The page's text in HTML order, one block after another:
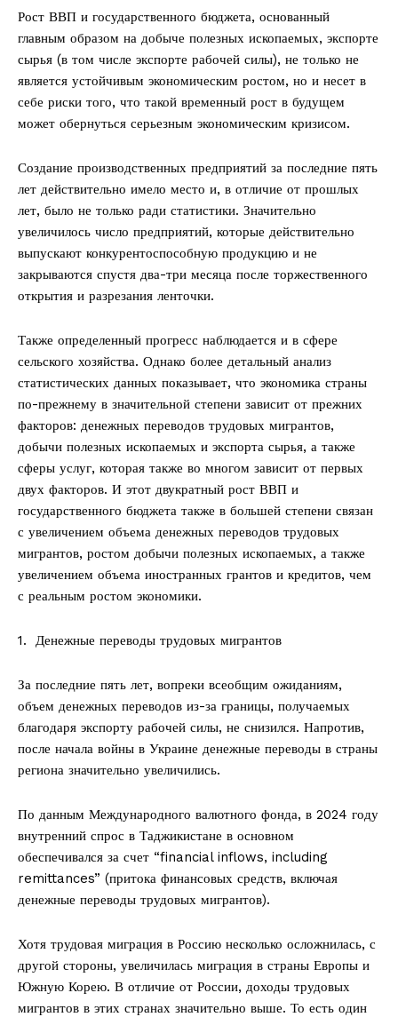
Рост ВВП и государственного бюджета, основанный
главным образом на добыче полезных ископаемых, экспорте
сырья (в том числе экспорте рабочей силы), не только не
является устойчивым экономическим ростом, но и несет в
себе риски того, что такой временный рост в будущем
может обернуться серьезным экономическим кризисом.
Создание производственных предприятий за последние пять
лет действительно имело место и, в отличие от прошлых
лет, было не только ради статистики. Значительно
увеличилось число предприятий, которые действительно
выпускают конкурентоспособную продукцию и не
закрываются спустя два-три месяца после торжественного
открытия и разрезания ленточки.
Также определенный прогресс наблюдается и в сфере
сельского хозяйства. Однако более детальный анализ
статистических данных показывает, что экономика страны
по-прежнему в значительной степени зависит от прежних
факторов: денежных переводов трудовых мигрантов,
добычи полезных ископаемых и экспорта сырья, а также
сферы услуг, которая также во многом зависит от первых
двух факторов. И этот двукратный рост ВВП и
государственного бюджета также в большей степени связан
с увеличением объема денежных переводов трудовых
мигрантов, ростом добычи полезных ископаемых, а также
увеличением объема иностранных грантов и кредитов, чем
с реальным ростом экономики.
1.⁠ ⁠ Денежные переводы трудовых мигрантов
За последние пять лет, вопреки всеобщим ожиданиям,
объем денежных переводов из-за границы, получаемых
благодаря экспорту рабочей силы, не снизился. Напротив,
после начала войны в Украине денежные переводы в страны
региона значительно увеличились.
По данным Международного валютного фонда, в 2024 году
внутренний спрос в Таджикистане в основном
обеспечивался за счет “financial inflows, including
remittances” (притока финансовых средств, включая
денежные переводы трудовых мигрантов).
Хотя трудовая миграция в Россию несколько осложнилась, с
другой стороны, увеличилась миграция в страны Европы и
Южную Корею. В отличие от России, доходы трудовых
мигрантов в этих странах значительно выше. То есть один